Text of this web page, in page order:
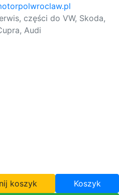
części do VW, Skoda,
Audi
koszyk Koszyk